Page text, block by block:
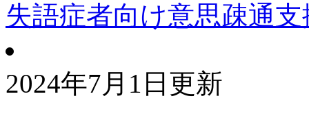
失語症者向け意思疎通
2024年7月1日更新